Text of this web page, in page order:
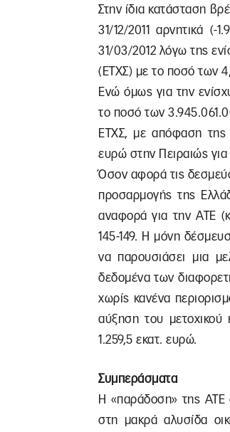
Στην ίδια κατάσταση
31/12/2011 αρνητικά
31/03/2012 λόγω της
(ΕΤΧΣ) με το ποσό των
Ενώ όμως για την
το ποσό των
ΕΤΧΣ, με απόφαση της
ευρώ στην Πειραιώς για
Όσον αφορά τις
προσαρμογής της
αναφορά για την ΑΤΕ
145-149. Η μόνη
να παρουσιάσει μια
δεδομένα των
χωρίς κανένα
αύξηση του
1.259,5 εκατ. ευρώ.
Συμπεράσματα
Η «παράδοση» της ΑΤΕ
στη μακρά αλυσίδα